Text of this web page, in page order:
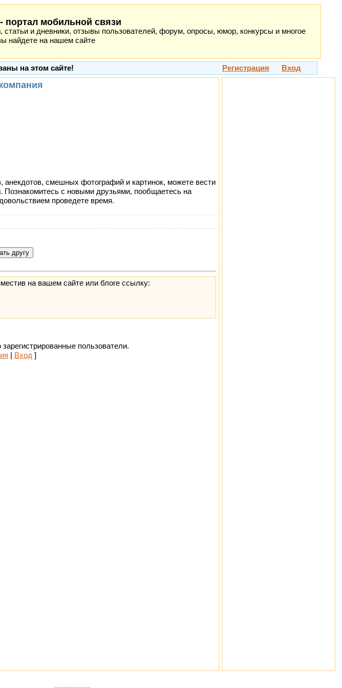
портал мобильной связи
и дневники, отзывы пользователей, форум, опросы, юмор, конкурсы и многое
найдете на нашем сайте
на этом сайте! Регистрация Вход
анекдотов, смешных фотографий и картинок, можете вести
Познакомитесь с новыми друзьями, пообщаетесь на
проведете время.
на вашем сайте или блоге ссылку:
пользователи.
Вход ]